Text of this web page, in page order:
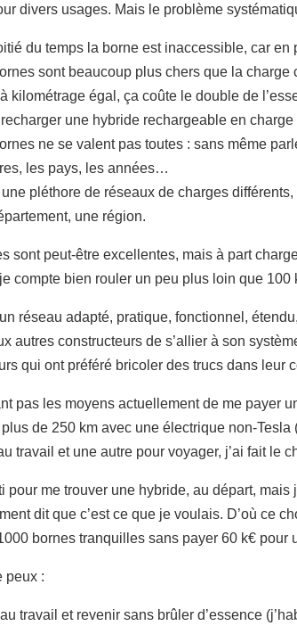
divers usages. Mais le problème
du temps la borne est inaccessible, car
sont beaucoup plus chers que la
kilométrage égal, ça coûte le double de
une hybride rechargeable en charge
ne se valent pas toutes : sans même
les pays, les années…
pléthore de réseaux de charges
une région.
sont peut-être excellentes, mais à part
compte bien rouler un peu plus loin que 100
réseau adapté, pratique, fonctionnel,
autres constructeurs de s’allier à son
qui ont préféré bricoler des trucs dans leur
pas les moyens actuellement de me payer
de 250 km avec une électrique non-
travail et une autre pour voyager, j’ai fait le
pour me trouver une hybride, au départ,
dit que c’est ce que je voulais. D’où ce
bornes tranquilles sans payer 60 k€ pour
peux :
travail et revenir sans brûler d’essence